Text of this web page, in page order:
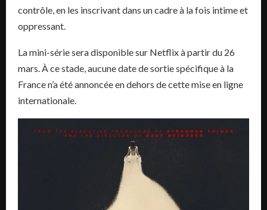
contrôle, en les inscrivant dans un cadre à la fois intime et
oppressant.
La mini-série sera disponible sur Netflix à partir du 26
mars. À ce stade, aucune date de sortie spécifique à la
France n’a été annoncée en dehors de cette mise en ligne
internationale.